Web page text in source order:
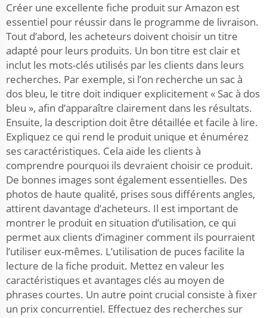
Créer une excellente fiche produit sur Amazon est
essentiel pour réussir dans le programme de livraison.
Tout d’abord, les acheteurs doivent choisir un titre
adapté pour leurs produits. Un bon titre est clair et
inclut les mots-clés utilisés par les clients dans leurs
recherches. Par exemple, si l’on recherche un sac à
dos bleu, le titre doit indiquer explicitement « Sac à dos
bleu », afin d’apparaître clairement dans les résultats.
Ensuite, la description doit être détaillée et facile à lire.
Expliquez ce qui rend le produit unique et énumérez
ses caractéristiques. Cela aide les clients à
comprendre pourquoi ils devraient choisir ce produit.
De bonnes images sont également essentielles. Des
photos de haute qualité, prises sous différents angles,
attirent davantage d’acheteurs. Il est important de
montrer le produit en situation d’utilisation, ce qui
permet aux clients d’imaginer comment ils pourraient
l’utiliser eux-mêmes. L’utilisation de puces facilite la
lecture de la fiche produit. Mettez en valeur les
caractéristiques et avantages clés au moyen de
phrases courtes. Un autre point crucial consiste à fixer
un prix concurrentiel. Effectuez des recherches sur